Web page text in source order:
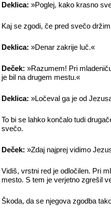
Deklica: »Poglej, kako krasno
Kaj se zgodi, če pred svečo
Deklica: »Denar zakrije luč.«
Deček: »Razumem! Pri
je bil na drugem mestu.«
Deklica: »Ločeval ga je od
To bi se lahko končalo tudi
svečo.
Deček: »Zdaj najprej vidimo
Vidiš, vrstni red je odločilen. Pri
mesto. S tem je verjetno zgrešil
Škoda, da se njegova zgodba